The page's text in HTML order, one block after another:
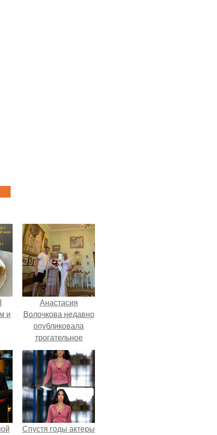
и
Анастасия
Волочкова недавно
опубликовала
трогательное
совместное фото
со своей мамой, к
которой она
приехала в гости.
Спустя годы актеры